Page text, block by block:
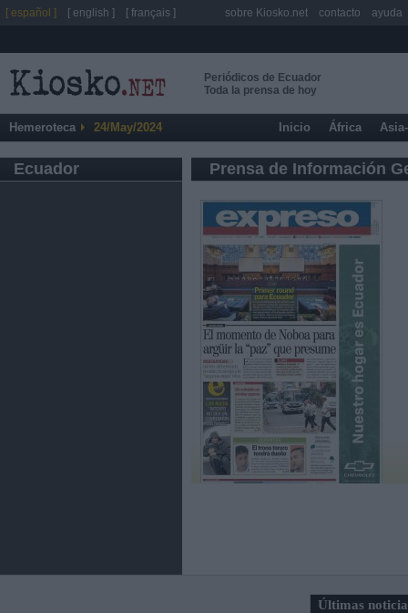
Periódicos de Ecuador
Toda la prensa de hoy
Hemeroteca 24/May/2024 Inicio África
Ecuador Prensa de Información
Últimas
[ español ] [ english ] [ français ] sobre Kiosko.net contacto ayuda